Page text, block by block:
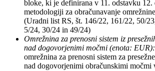
bloke, ki je definirana v 11. odstavku 12.
metodologiji za obračunavanje
(Uradni list RS, št. 146/22, 161/22, 50/
5/24, 30/24 in 49/24)
Omrežnina za prenosni sistem iz
nad dogovorjenimi močmi (enota: EUR):
omrežnina za prenosni sistem za
nad dogovorjenimi obračunskimi močmi